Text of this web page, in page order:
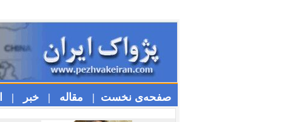
صفحه‌ی نخست | مقاله | خبر |